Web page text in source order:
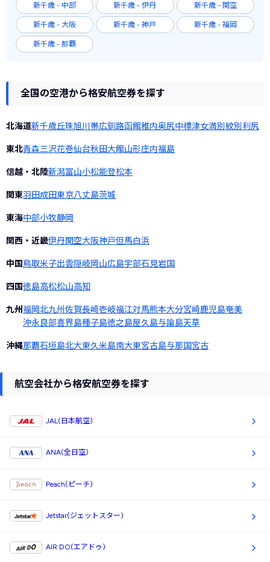
新千歳 - 中部 新千歳 - 伊丹 新千歳 - 関空
新千歳 - 大阪 新千歳 - 神戸 新千歳 - 福岡
新千歳 - 那覇
全国の空港から格安航空券を探す
北海道新千歳丘珠旭川 帯広釧路函館稚内奥尻中標津女満別 紋別 利尻
東北青森三沢花巻仙台秋田大館山形庄内福島
信越・北陸新潟富山小松能登松本
関東羽田成田東京八丈島茨城
東海中部小牧静岡
関西・近畿伊丹関空大阪神戸但馬白浜
中国鳥取米子出雲隠岐岡山広島宇部石見岩国
四国徳島高松松山高知
九州福岡北九州佐賀長崎壱岐福江対馬熊本大分宮崎鹿児島奄美
沖永良部喜界島種子島徳之島屋久島与論島天草
沖縄那覇石垣島北大東久米島南大東宮古島与那国宮古
航空会社から格安航空券を探す
JAL(日本航空)
ANA(全日空)
Peach(ピーチ)
Jetstar(ジェットスター)
AIR DO(エアドゥ)